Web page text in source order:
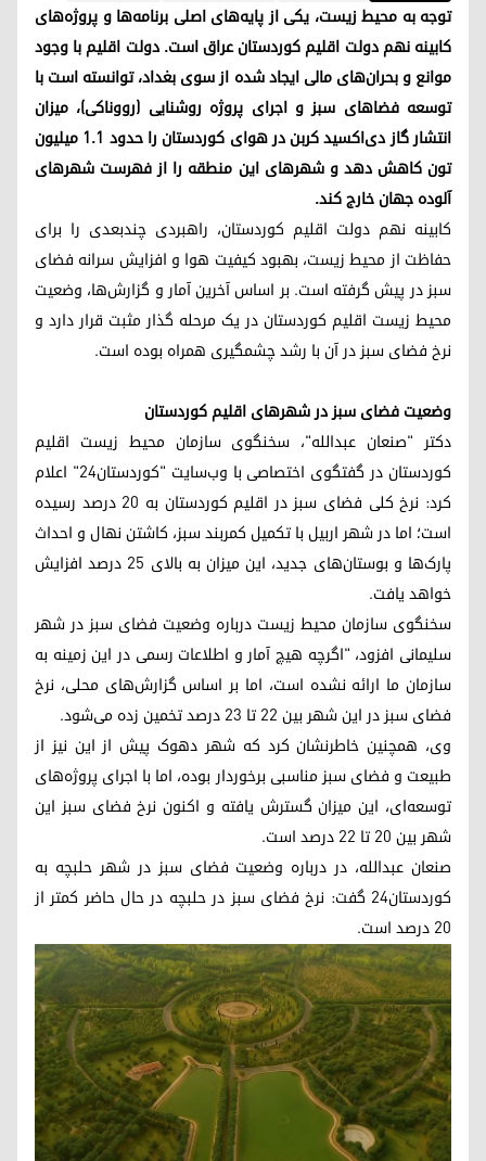
توجه به محیط زیست، یکی از پایه‌های اصلی برنامه‌ها و پروژه‌های
کابینه نهم دولت اقلیم کوردستان عراق است. دولت اقلیم با وجود
موانع و بحران‌های مالی ایجاد شده از سوی بغداد، توانسته است با
توسعه فضاهای سبز و اجرای پروژه روشنایی (رووناکی)، میزان
انتشار گاز دی‌اکسید کربن در هوای کوردستان را حدود ۱.۱ میلیون
تون کاهش دهد و شهرهای این منطقه را از فهرست شهرهای
آلوده جهان خارج کند.
کابینه نهم دولت اقلیم کوردستان، راهبردی چندبعدی را برای
حفاظت از محیط زیست، بهبود کیفیت هوا و افزایش سرانه فضای
سبز در پیش گرفته است. بر اساس آخرین آمار و گزارش‌ها، وضعیت
محیط زیست اقلیم کوردستان در یک مرحله گذار مثبت قرار دارد و
نرخ فضای سبز در آن با رشد چشمگیری همراه بوده است.
وضعیت فضای سبز در شهرهای اقلیم کوردستان
دکتر "صنعان عبدالله"، سخنگوی سازمان محیط زیست اقلیم
کوردستان در گفتگوی اختصاصی با وب‌سایت "کوردستان۲۴" اعلام
کرد: نرخ کلی فضای سبز در اقلیم کوردستان به ۲۰ درصد رسیده
است؛ اما در شهر اربیل با تکمیل کمربند سبز، کاشتن نهال و احداث
پارک‌ها و بوستان‌های جدید، این میزان به بالای ۲۵ درصد افزایش
خواهد یافت.
سخنگوی سازمان محیط زیست درباره وضعیت فضای سبز در شهر
سلیمانی افزود، "اگرچه هیچ آمار و اطلاعات رسمی در این زمینه به
سازمان ما ارائه نشده است، اما بر اساس گزارش‌های محلی، نرخ
فضای سبز در این شهر بین ۲۲ تا ۲۳ درصد تخمین زده می‌شود.
وی، همچنین خاطرنشان کرد که شهر دهوک پیش از این نیز از
طبیعت و فضای سبز مناسبی برخوردار بوده، اما با اجرای پروژه‌های
توسعه‌ای، این میزان گسترش یافته و اکنون نرخ فضای سبز این
شهر بین ۲۰ تا ۲۲ درصد است.
صنعان عبدالله، در درباره وضعیت فضای سبز در شهر حلبچه به
کوردستان۲۴ گفت: نرخ فضای سبز در حلبچه در حال حاضر کمتر از
۲۰ درصد است.